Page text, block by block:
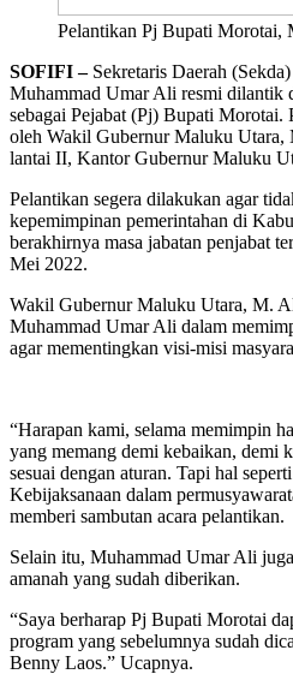
Pelantikan Pj Bupati Morotai,
SOFIFI –Sekretaris Daerah
Muhammad Umar Ali resmi dilantik
sebagai Pejabat (Pj) Bupati
oleh Wakil Gubernur Maluku
lantai II, Kantor Gubernur Maluku
Pelantikan segera dilakukan agar
kepemimpinan pemerintahan di
berakhirnya masa jabatan penjabat
Mei 2022.
Wakil Gubernur Maluku Utara, M.
Muhammad Umar Ali dalam
agar mementingkan visi-misi
“Harapan kami, selama memimpin
yang memang demi kebaikan, demi
sesuai dengan aturan. Tapi hal
Kebijaksanaan dalam
memberi sambutan acara pelantikan.
Selain itu, Muhammad Umar Ali
amanah yang sudah diberikan.
“Saya berharap Pj Bupati Morotai
program yang sebelumnya sudah
Benny Laos.” Ucapnya.